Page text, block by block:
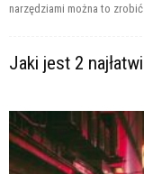
narzędziami można to zrobić
Jaki jest 2